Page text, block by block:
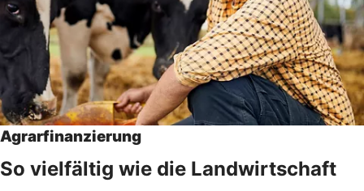
Agrarfinanzierung
So vielfältig wie die Landwirtschaft